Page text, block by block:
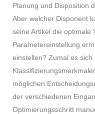
Planung und Disposition
Aber welcher Disponent
seine Artikel die optimale
Parametereinstellung
einstellen? Zumal es
möglichen
der verschiedenen
Optimierungsschritt